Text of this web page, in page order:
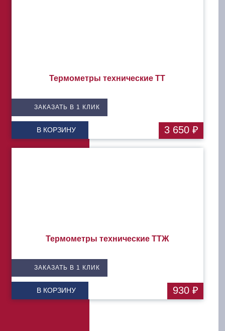
Термометры технические ТТ
ЗАКАЗАТЬ В 1 КЛИК
В КОРЗИНУ 3 650 ₽
Термометры технические ТТЖ
ЗАКАЗАТЬ В 1 КЛИК
В КОРЗИНУ 930 ₽